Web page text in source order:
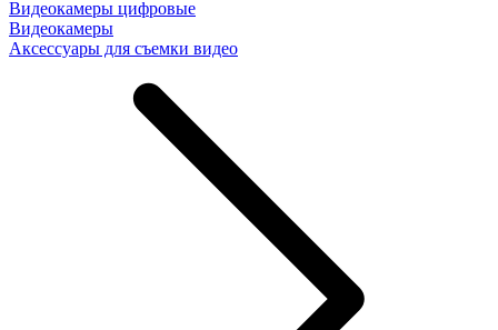
Видеокамеры цифровые
Видеокамеры
Аксессуары для съемки видео